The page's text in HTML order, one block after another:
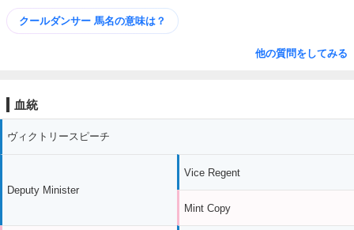
クールダンサー 馬名の意味は？
他の質問をしてみる
血統
ヴィクトリースピーチ
Deputy Minister
Vice Regent
Mint Copy